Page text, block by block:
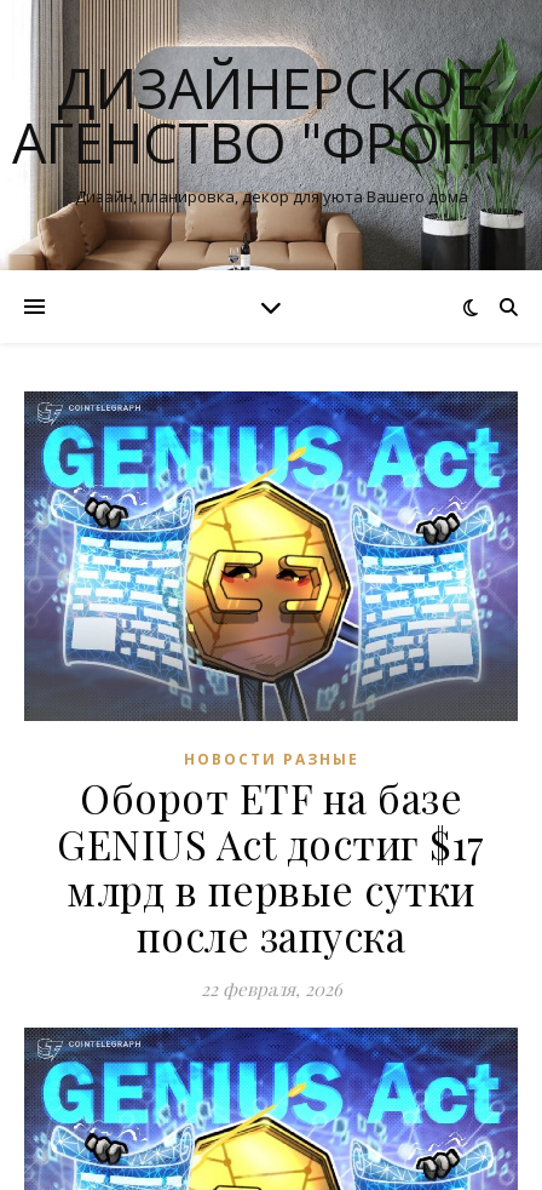
ДИЗАЙНЕРСКОЕ
АГЕНСТВО "ФРОНТ"
Дизайн, планировка, декор для уюта Вашего дома
НОВОСТИ РАЗНЫЕ
Оборот ETF на базе
GENIUS Act достиг $17
млрд в первые сутки
после запуска
22 февраля, 2026